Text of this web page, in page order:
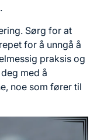
Sørg for at
for å unngå å
praksis og
med å
noe som fører til